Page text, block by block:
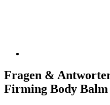
Fragen &
Firming Body Balm